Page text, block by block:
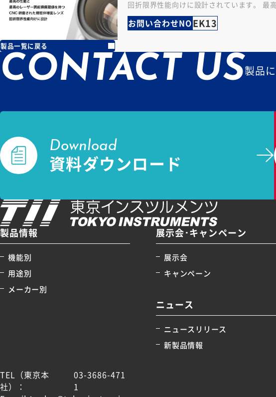
回折限界性能向けに設計されています。 最
性能と最高のレーザー誘起損傷閾値を持つよ
に特別に設計された非球面レン…
お問い合わせNOEK13
製品一覧に戻る
CONTACT US製品
Download
資料ダウンロード
製品情報
機能別
用途別
メーカー別
展示会･キャンペーン
展示会
キャンペーン
ニュース
ニュースリリース
新製品情報
TEL（東京本
社）：
03-3686-471
1